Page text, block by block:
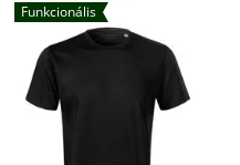
Funkcionális